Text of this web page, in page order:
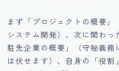
まず「プロジェクトの概要
システム開発）、次に関わ
駐先企業の概要」（守秘義務
は伏せます）、自身の「役